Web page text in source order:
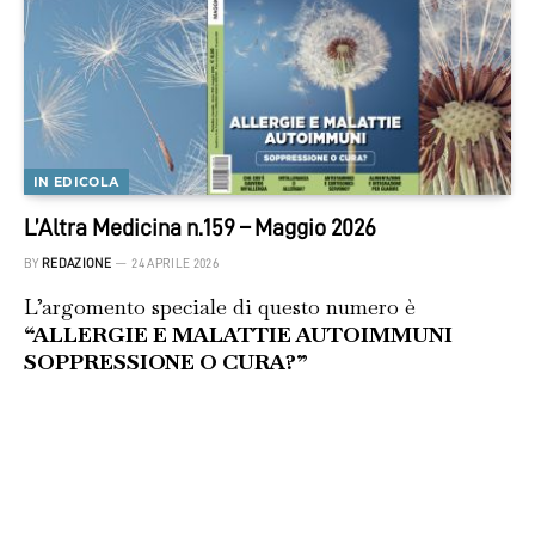
IN EDICOLA
L’Altra Medicina n.159 – Maggio 2026
BY REDAZIONE 24 APRILE 2026
L’argomento speciale di questo numero è
“ALLERGIE E MALATTIE AUTOIMMUNI
SOPPRESSIONE O CURA?”